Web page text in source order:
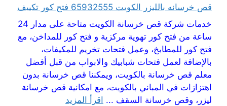
قص خرسانه بالليزر الكويت 65932555 فتح كور تكييف
خدمات شركة قص خرسانة الكويت متاحة على مدار 24
ساعة من فتح كور تهوية مركزية و فتح كور للمداخن، مع
فتح كور للمطابخ، وعمل فتحات تخريم للمكيفات،
بالإضافة لعمل فتحات شبابيك والابواب من قبل أفضل
معلم قص خرسانة بالكويت، ويمكننا قص خرسانة بدون
اهتزازات في المباني بالكويت، مع امكانية قص خرسانة
ليزر، وقص خرسانة السقف ... اقرأ المزيد